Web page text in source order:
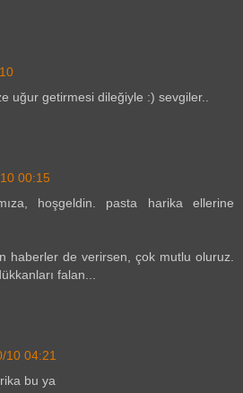
uğur getirmesi dileğiyle :) sevgiler..
00:15
hoşgeldin. pasta harika ellerine
haberler de verirsen, çok mutlu oluruz.
falan...
10 04:21
bu ya